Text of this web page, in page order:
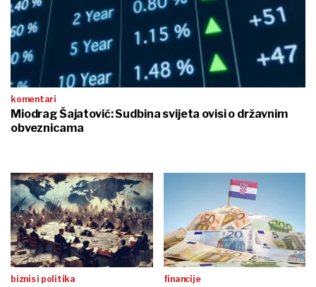
komentari
Miodrag Šajatović: Sudbina svijeta ovisi o državnim
obveznicama
biznis i politika financije